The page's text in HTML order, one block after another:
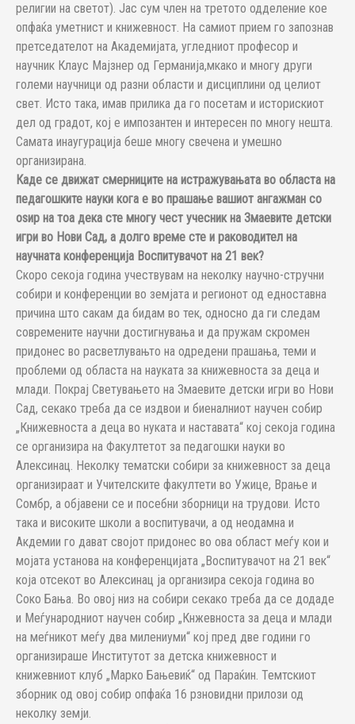
религии на светот). Јас сум член на третото одделение кое
опфаќа уметнист и книжевност. На самиот прием го запознав
претседателот на Академијата, угледниот професор и
научник Клаус Мајзнер од Германија,мкако и многу други
големи научници од разни области и дисциплини од целиот
свет. Исто така, имав прилика да го посетам и историскиот
дел од градот, кој е импозантен и интересен по многу нешта.
Самата инаугурација беше многу свечена и умешно
организирана.
Каде се движат смерниците на истражувањата во областа на
педагошките науки кога е во прашање вашиот ангажман со
оѕир на тоа дека сте многу чест учесник на Змаевите детски
игри во Нови Сад, а долго време сте и раководител на
научната конференција Воспитувачот на 21 век?
Скоро секоја година учествувам на неколку научно-стручни
собири и конференции во земјата и регионот од едноставна
причина што сакам да бидам во тек, односно да ги следам
современите научни достигнувања и да пружам скромен
придонес во расветлувањто на одредени прашања, теми и
проблеми од областа на науката за книжевноста за деца и
млади. Покрај Светувањето на Змаевите детски игри во Нови
Сад, секако треба да се издвои и биеналниот научен собир
„Книжевноста а деца во нуката и наставата“ кој секоја година
се организира на Факултетот за педагошки науки во
Алексинац. Неколку тематски собири за книжевност за деца
организираат и Учителските факултети во Ужице, Врање и
Сомбр, а објавени се и посебни зборници на трудови. Исто
така и високите школи а воспитувачи, а од неодамна и
Акдемии го дават својот придонес во ова област меѓу кои и
мојата установа на конференцијата „Воспитувачот на 21 век“
која отсекот во Алексинац ја организира секоја година во
Соко Бања. Во овој низ на собири секако треба да се додаде
и Меѓународниот научен собир „Кнжевноста за деца и млади
на меѓникот меѓу два милениуми“ кој пред две години го
организираше Институтот за детска книжевност и
книжевниот клуб „Марко Бањевиќ“ од Параќин. Темтскиот
зборник од овој собир опфаќа 16 рзновидни прилози од
неколку земји.